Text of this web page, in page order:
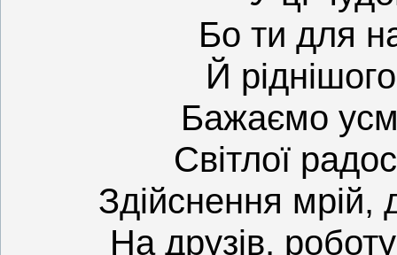
Бо ти для
Й
Бажаємо
Світлої
Здійснення мрій,
На друзів,